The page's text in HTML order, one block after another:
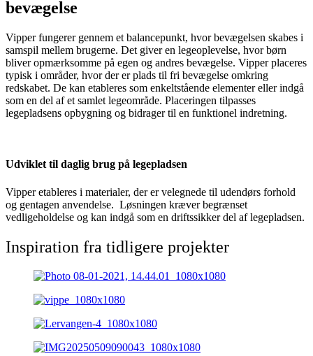
bevægelse
Vipper fungerer gennem et balancepunkt, hvor bevægelsen skabes i
samspil mellem brugerne. Det giver en legeoplevelse, hvor børn
bliver opmærksomme på egen og andres bevægelse. Vipper placeres
typisk i områder, hvor der er plads til fri bevægelse omkring
redskabet. De kan etableres som enkeltstående elementer eller indgå
som en del af et samlet legeområde. Placeringen tilpasses
legepladsens opbygning og bidrager til en funktionel indretning.
Udviklet til daglig brug på legepladsen
Vipper etableres i materialer, der er velegnede til udendørs forhold
og gentagen anvendelse. Løsningen kræver begrænset
vedligeholdelse og kan indgå som en driftssikker del af legepladsen.
Inspiration fra tidligere projekter